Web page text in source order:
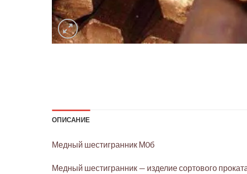
ОПИСАНИЕ
Медный шестигранник М0б
Медный шестигранник — изделие сортового